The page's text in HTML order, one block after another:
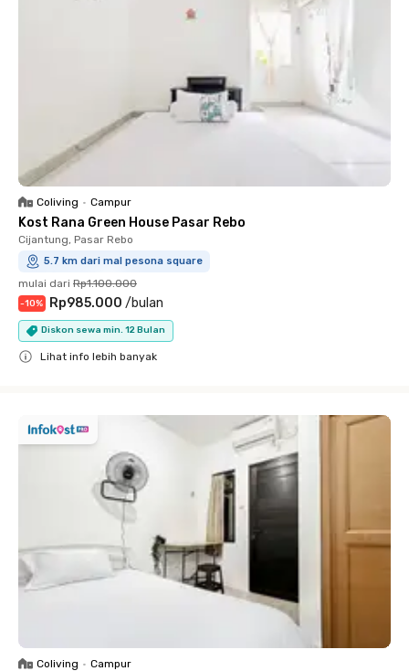
Coliving • Campur
Kost Rana Green House Pasar Rebo
Cijantung, Pasar Rebo
5.7 km dari mal pesona square
mulai dari Rp1.100.000
-10% Rp985.000 /bulan
Diskon sewa min. 12 Bulan
Lihat info lebih banyak
Coliving • Campur